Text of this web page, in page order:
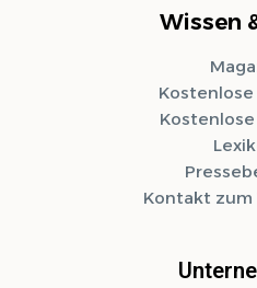
Wissen
Kostenlose
Kontakt zum